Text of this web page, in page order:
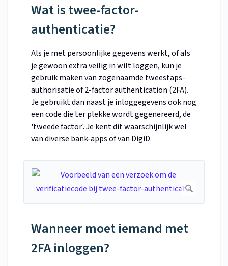
Wat is twee-factor-
authenticatie?
Als je met persoonlijke gegevens werkt, of als
je gewoon extra veilig in wilt loggen, kun je
gebruik maken van zogenaamde tweestaps-
authorisatie of 2-factor authentication (2FA).
Je gebruikt dan naast je inloggegevens ook nog
een code die ter plekke wordt gegenereerd, de
'tweede factor'. Je kent dit waarschijnlijk wel
van diverse bank-apps of van DigiD.
Wanneer moet iemand met
2FA inloggen?